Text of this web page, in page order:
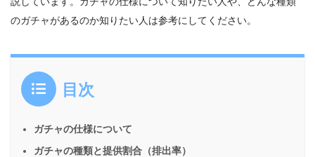
のガチャがあるのか知りたい人は参考にしてください。
目次
ガチャの仕様について
ガチャの種類と提供割合（排出率）